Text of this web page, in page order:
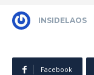
INSIDELAOS
Facebook